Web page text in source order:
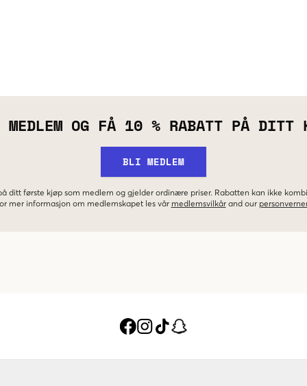
OG FÅ 10 % RABATT PÅ DITT
BLI MEDLEM
ditt første kjøp som medlem og gjelder ordinære priser. Rabatten kan ikke
mer informasjon om medlemskapet les vår medlemsvilkår and our